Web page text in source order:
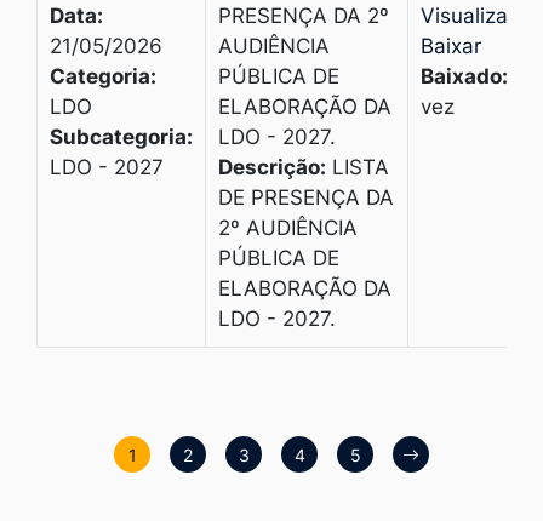
Data:
21/05/2026
Categoria:
LDO
Subcategoria:
LDO - 2027
PRESENÇA DA 2º
AUDIÊNCIA
PÚBLICA DE
ELABORAÇÃO DA
LDO - 2027.
Descrição: LISTA
DE PRESENÇA DA
2º AUDIÊNCIA
PÚBLICA DE
ELABORAÇÃO DA
LDO - 2027.
Visualizar
Baixar
Baixado:
vez
1 2 3 4 5